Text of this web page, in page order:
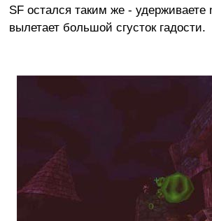
SF остался таким же - удерживаете
вылетает большой сгусток гадости.